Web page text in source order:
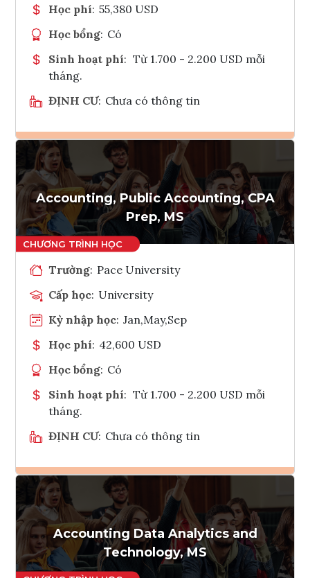
Học phí: 55,380 USD
Học bổng: Có
Sinh hoạt phí: Từ 1.700 - 2.200 USD mỗi
tháng.
ĐỊNH CƯ: Chưa có thông tin
Ghi danh
Tham vấn Interlink
Accounting, Public Accounting, CPA
Prep, MS
Trường: Pace University
Cấp học: University
Kỳ nhập học: Jan,May,Sep
Học phí: 42,600 USD
Học bổng: Có
Sinh hoạt phí: Từ 1.700 - 2.200 USD mỗi
tháng.
ĐỊNH CƯ: Chưa có thông tin
Ghi danh
Tham vấn Interlink
Accounting Data Analytics and
Technology, MS